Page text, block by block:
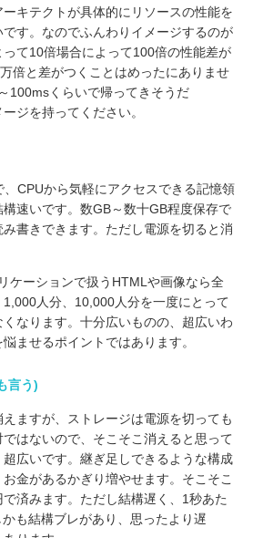
キテクトが具体的にリソースの性能を
す。なのでふんわりイメージするのが
て10倍場合によって100倍の性能差が
倍と差がつくことはめったにありませ
100msくらいで帰ってきそうだ
ジを持ってください。
CPUから気軽にアクセスできる記憶領
速いです。数GB～数十GB程度保存で
書きできます。ただし電源を切ると消
ケーションで扱うHTMLや画像なら全
人分、10,000人分を一度にとって
なります。十分広いものの、超広いわ
ませるポイントではあります。
言う)
ますが、ストレージは電源を切っても
はないので、そこそこ消えると思って
広いです。継ぎ足しできるような構成
金があるかぎり増やせます。そこそこ
済みます。ただし結構遅く、1秒あた
も結構ブレがあり、思ったより遅